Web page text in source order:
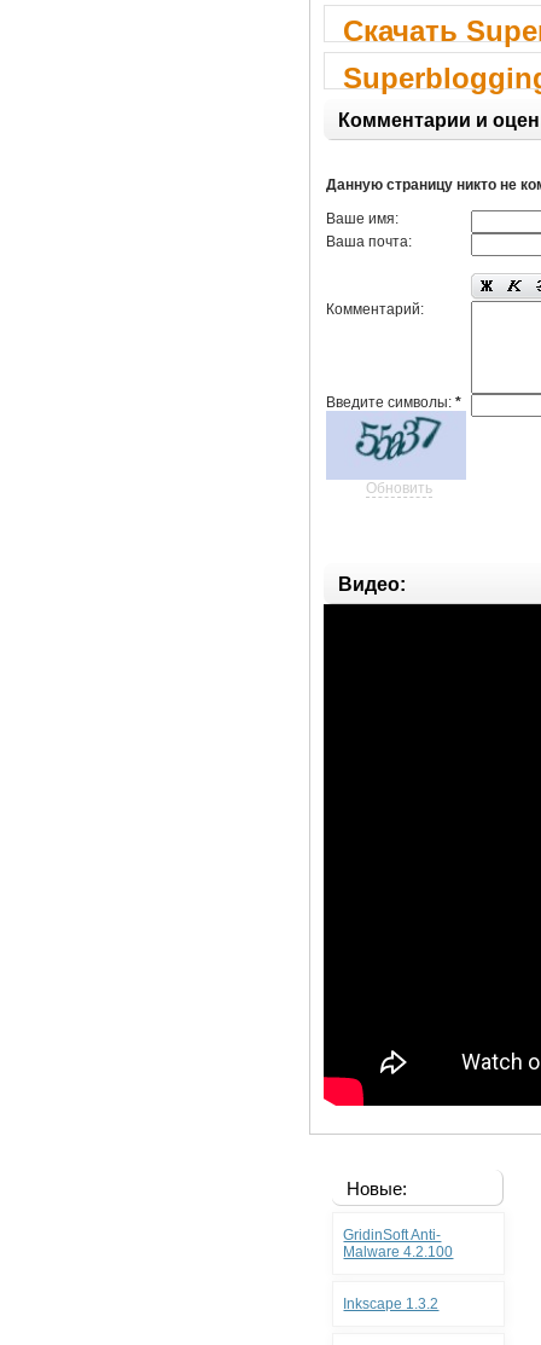
Скачать
Комментарии и
Данную страницу никто не
Ваше имя:
Ваша почта:
Комментарий:
Введите символы:*
Обновить
Видео:
Новые:
GridinSoft Anti-
Malware 4.2.100
Inkscape 1.3.2